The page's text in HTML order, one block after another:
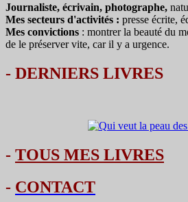
Journaliste, écrivain, photographe,
Mes secteurs d'activités : presse écrite,
Mes convictions : montrer la beauté du
de le préserver vite, car il y a urgence.
- DERNIERS LIVRES
- TOUS MES LIVRES
- CONTACT